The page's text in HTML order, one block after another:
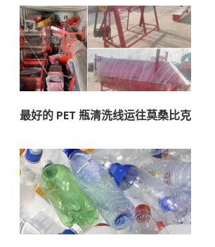
最好的 PET 瓶清洗线运往莫桑比克